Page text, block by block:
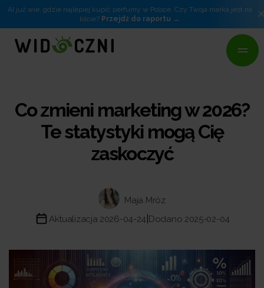
AI już wie, gdzie najlepiej kupić perfumy w Polsce. Czy Twoja marka jest na
liście? Przejdź do raportu
Co zmieni marketing w 2026?
Te statystyki mogą Cię
zaskoczyć
Maja Mróz
Aktualizacja 2026-04-24 Dodano 2025-02-04